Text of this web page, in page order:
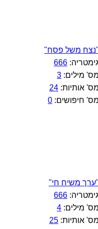
"נצח משל פסח"
גימטריה: 666
מס' מילים: 3
מס' אותיות: 24
מס' חיפושים: 0
"ערך משיח חי"
גימטריה: 666
מס' מילים: 4
מס' אותיות: 25